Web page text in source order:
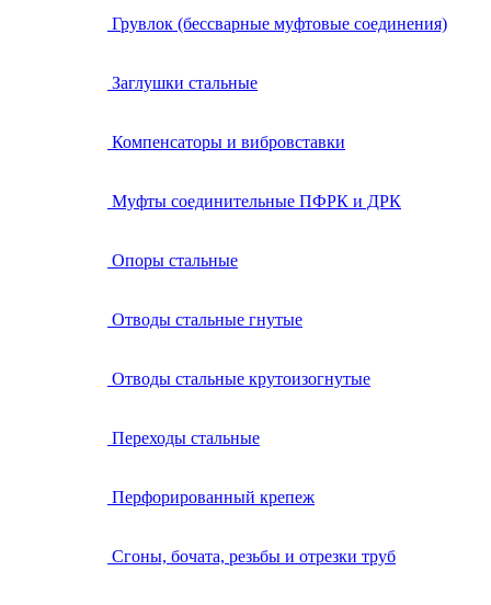
Грувлок (бессварные муфтовые соединения)
Заглушки стальные
Компенсаторы и вибровставки
Муфты соединительные ПФРК и ДРК
Опоры стальные
Отводы стальные гнутые
Отводы стальные крутоизогнутые
Переходы стальные
Перфорированный крепеж
Сгоны, бочата, резьбы и отрезки труб